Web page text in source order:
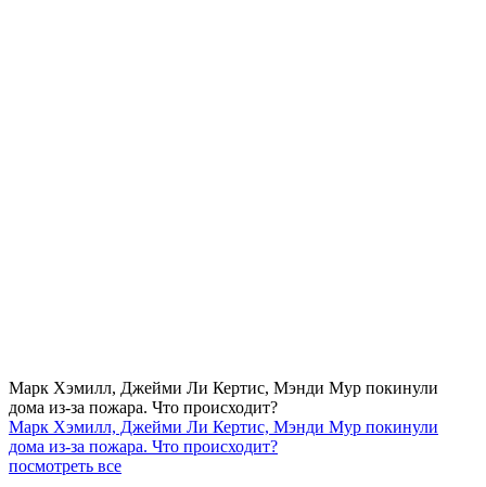
Марк Хэмилл, Джейми Ли Кертис, Мэнди Мур покинули
дома из-за пожара. Что происходит?
Марк Хэмилл, Джейми Ли Кертис, Мэнди Мур покинули
дома из-за пожара. Что происходит?
посмотреть все